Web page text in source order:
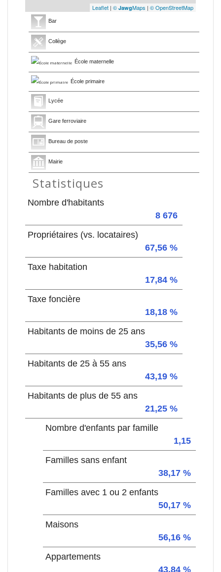
Leaflet | © JawgMaps | © OpenStreetMap
Bar
Collège
École maternelle
École primaire
Lycée
Gare ferroviaire
Bureau de poste
Mairie
Statistiques
Nombre d'habitants
8 676
Propriétaires (vs. locataires)
67,56 %
Taxe habitation
17,84 %
Taxe foncière
18,18 %
Habitants de moins de 25 ans
35,56 %
Habitants de 25 à 55 ans
43,19 %
Habitants de plus de 55 ans
21,25 %
Nombre d'enfants par famille
1,15
Familles sans enfant
38,17 %
Familles avec 1 ou 2 enfants
50,17 %
Maisons
56,16 %
Appartements
43,84 %